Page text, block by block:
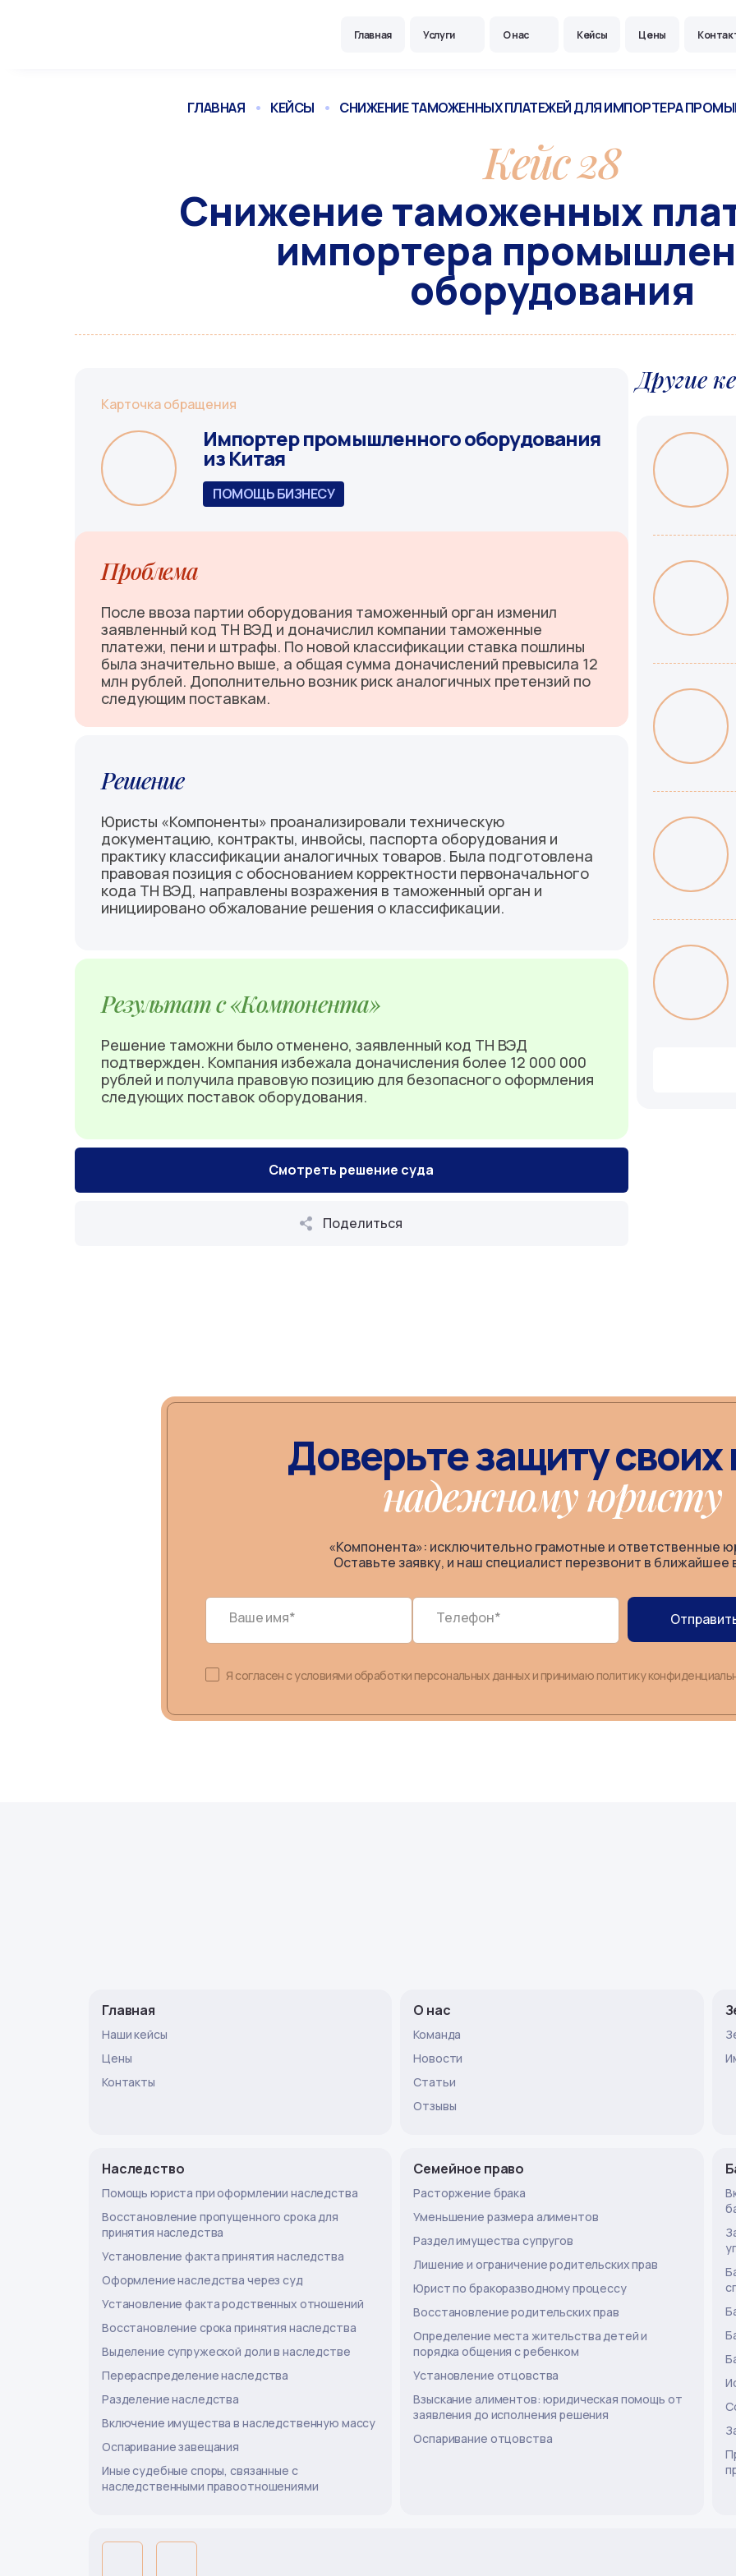
Главная Услуги О нас Кейсы Цены
ГЛАВНАЯ • КЕЙСЫ • СНИЖЕНИЕ ТАМОЖЕННЫХ ПЛАТЕЖЕЙ ДЛЯ ИМПОРТЕРА
Кейс 28
Снижение таможенных
импортера
оборудования
Карточка обращения
Импортер промышленного оборудования
из Китая
ПОМОЩЬ БИЗНЕСУ
Проблема
После ввоза партии оборудования таможенный орган изменил
заявленный код ТН ВЭД и доначислил компании таможенные
платежи, пени и штрафы. По новой классификации ставка пошлины
была значительно выше, а общая сумма доначислений превысила 12
млн рублей. Дополнительно возник риск аналогичных претензий по
следующим поставкам.
Решение
Юристы «Компоненты» проанализировали техническую
документацию, контракты, инвойсы, паспорта оборудования и
практику классификации аналогичных товаров. Была подготовлена
правовая позиция с обоснованием корректности первоначального
кода ТН ВЭД, направлены возражения в таможенный орган и
инициировано обжалование решения о классификации.
Результат с «Компонента»
Решение таможни было отменено, заявленный код ТН ВЭД
подтвержден. Компания избежала доначисления более 12 000 000
рублей и получила правовую позицию для безопасного оформления
следующих поставок оборудования.
Смотреть решение суда
Поделиться
Другие
Доверьте защиту своих
надежному юристу
«Компонента»: исключительно грамотные и ответственные
Оставьте заявку, и наш специалист перезвонит в ближайшее
Ваше имя* Телефон*
Я согласен с условиями обработки персональных данных и принимаю политику
Главная
Наши кейсы
Цены
Контакты
О нас
Команда
Новости
Статьи
Отзывы
Наследство
Помощь юриста при оформлении наследства
Восстановление пропущенного срока для
принятия наследства
Установление факта принятия наследства
Оформление наследства через суд
Установление факта родственных отношений
Восстановление срока принятия наследства
Выделение супружеской доли в наследстве
Перераспределение наследства
Разделение наследства
Включение имущества в наследственную массу
Оспаривание завещания
Иные судебные споры, связанные с
наследственными правоотношениями
Семейное право
Расторжение брака
Уменьшение размера алиментов
Раздел имущества супругов
Лишение и ограничение родительских прав
Юрист по бракоразводному процессу
Восстановление родительских прав
Определение места жительства детей и
порядка общения с ребенком
Установление отцовства
Взыскание алиментов: юридическая помощь от
заявления до исполнения решения
Оспаривание отцовства